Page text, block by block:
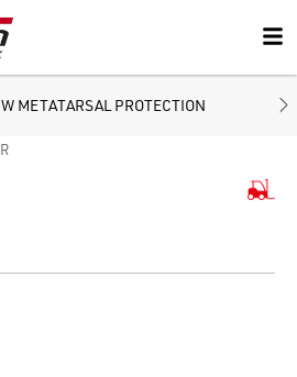
METATARSAL PROTECTION